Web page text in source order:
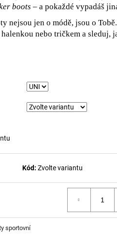
boots – a pokaždé vypadáš
nejsou jen o módě, jsou o
nebo tričkem a sleduj,
Kód: Zvolte variantu
sportovní